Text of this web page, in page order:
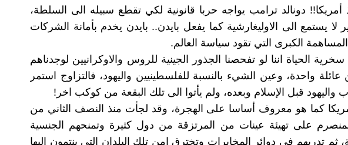
دونالد ترامب يواجه حربا قانونية لكي تقطع سبيله الى السلطة،
لا يستمع الى الاوليغارشية كما يفعل بايدن.. بايدن يخدم بأمانة الشركات
المساهمة الكبرى التي تقود سياسة العالم.
الحياة اننا لو تفحصنا الجذور الجينية للروس والاوكرانيين لوجدناهم
عائلة واحدة، وعين الشيء بالنسبة للفلسطينيين واليهود، فالتزاوج استمر
واليهود قبل الإسلام وبعده، ولم يأتوا الى تلك البقعة من كوكب اخر!
كما هو معروف أساسا على الهجرة، وقد لجأت منذ النصف الثاني من
على تهيئة عينات من المرتزقة من دول كثيرة وتمنحهم الجنسية
ثم تدربهم في دوائر المخابرات وتخترق امن تلك البلدان التي ينتمون اليها